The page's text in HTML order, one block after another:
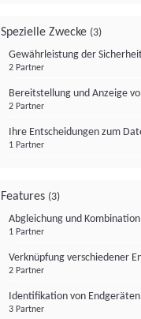
Spezielle Zwecke (3)
Gewährleistung der
2 Partner
Bereitstellung und Anzeige
2 Partner
Ihre Entscheidungen zum
1 Partner
Features (3)
Abgleichung und
1 Partner
Verknüpfung verschiedener
2 Partner
Identifikation von
3 Partner